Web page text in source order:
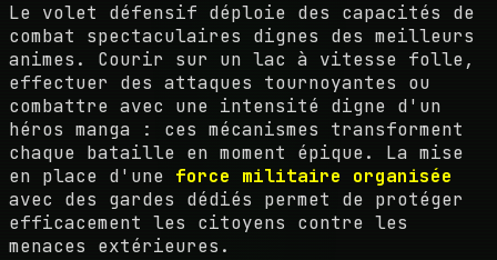
Le volet défensif déploie des capacités de
combat spectaculaires dignes des meilleurs
animes. Courir sur un lac à vitesse folle,
effectuer des attaques tournoyantes ou
combattre avec une intensité digne d'un
héros manga : ces mécanismes transforment
chaque bataille en moment épique. La mise
en place d'une force militaire organisée
avec des gardes dédiés permet de protéger
efficacement les citoyens contre les
menaces extérieures.